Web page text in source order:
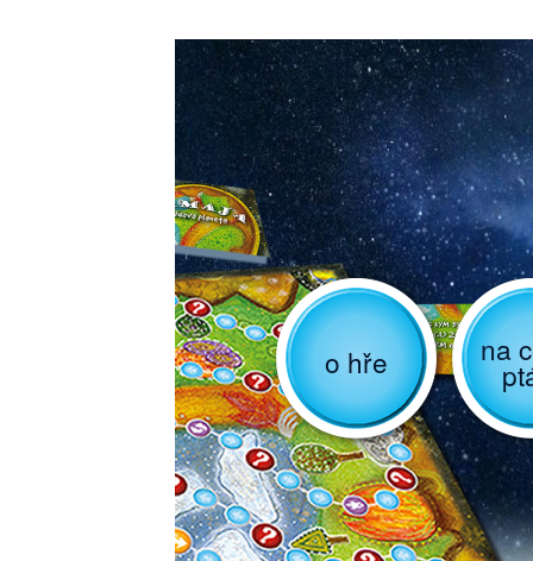
o hře na